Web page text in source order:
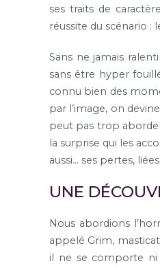
ses traits de
réussite du scénario :
Sans ne jamais
sans être hyper
connu bien des
par l’image, on
peut pas trop
la surprise qui les
aussi… ses pertes,
UNE
Nous abordions
appelé Grim,
il ne se comporte